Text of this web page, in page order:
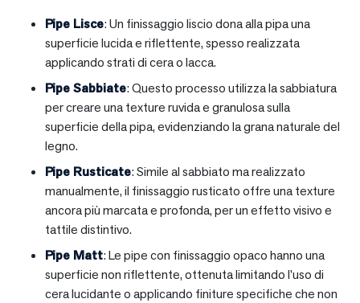
Pipe Lisce: Un finissaggio liscio dona alla pipa una
superficie lucida e riflettente, spesso realizzata
applicando strati di cera o lacca.
Pipe Sabbiate: Questo processo utilizza la sabbiatura
per creare una texture ruvida e granulosa sulla
superficie della pipa, evidenziando la grana naturale del
legno.
Pipe Rusticate: Simile al sabbiato ma realizzato
manualmente, il finissaggio rusticato offre una texture
ancora più marcata e profonda, per un effetto visivo e
tattile distintivo.
Pipe Matt: Le pipe con finissaggio opaco hanno una
superficie non riflettente, ottenuta limitando l’uso di
cera lucidante o applicando finiture specifiche che non